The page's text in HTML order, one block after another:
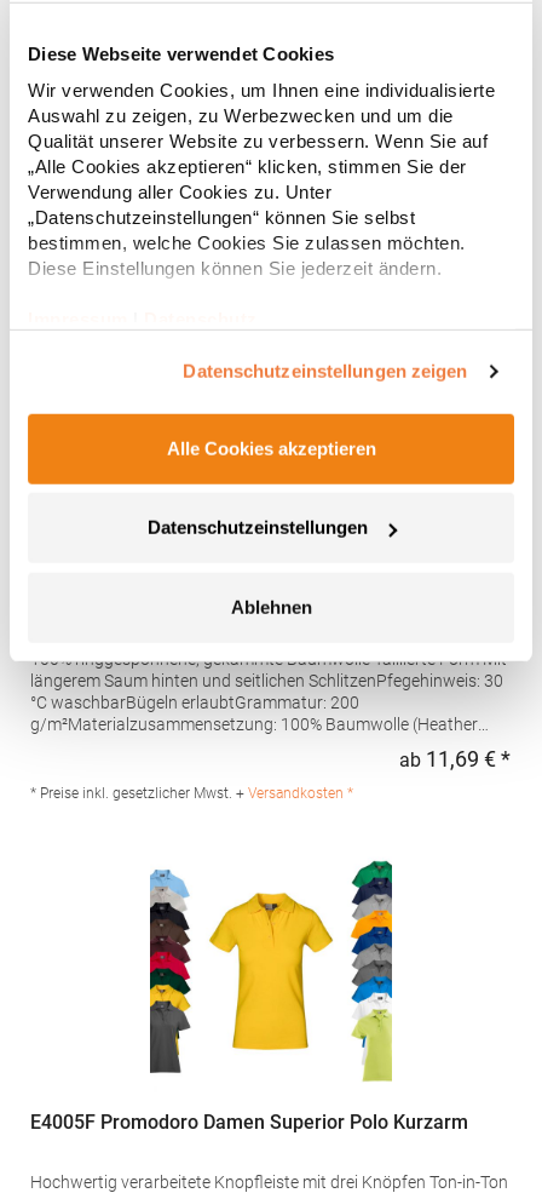
Diese Webseite verwendet Cookies
Wir verwenden Cookies, um Ihnen eine individualisierte
Auswahl zu zeigen, zu Werbezwecken und um die
Qualität unserer Website zu verbessern. Wenn Sie auf
„Alle Cookies akzeptieren“ klicken, stimmen Sie der
Verwendung aller Cookies zu. Unter
„Datenschutzeinstellungen“ können Sie selbst
bestimmen, welche Cookies Sie zulassen möchten.
Diese Einstellungen können Sie jederzeit ändern.
Datenschutzeinstellungen zeigen
Alle Cookies akzeptieren
Datenschutzeinstellungen
Ablehnen
Tailliertes Kurzarm-Poloshirt für Damen aus zertifizierter Bio-
Baumwolle Kragen und Ärmelbündchen aus 1x1-Rippe
Knopfleiste mit zwei Knöpfen Verstärkte Nahtabdeckung am
Kragen Seitenschlitze am Saum Herausreißbares
LabelPfegehinweis: 40 °C waschbarBügeln erlaubtGrammatur:
210 g/m²Materialzusammensetzung: 100% Baumwolle (Heather
Grey: 85% Baumwolle / 15% Viskose)Angaben zur
Spanien E-Mail: info@gorfactory.es
ab12,55 € *
* Preise inkl. gesetzlicher Mwst. +Versandkosten *
AQ020 Asquith & Fox Damen klassisches Polo
100% ringgesponnene, gekämmte Baumwolle Taillierte Form Mit
längerem Saum hinten und seitlichen SchlitzenPfegehinweis: 30
°C waschbarBügeln erlaubtGrammatur: 200
g/m²Materialzusammensetzung: 100% Baumwolle (Heather
Naas Road Bus. Park Naas Road Dublin D12 ER80 ROI Irland E-
ab 11,69 € *
* Preise inkl. gesetzlicher Mwst. + Versandkosten *
E4005F Promodoro Damen Superior Polo Kurzarm
Hochwertig verarbeitete Knopfleiste mit drei Knöpfen Ton-in-Ton